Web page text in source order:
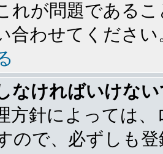
れが問題である
合わせてください
なければいけな
方針によっては
ので、必ずしも